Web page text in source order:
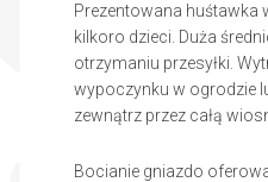
Prezentowana huśtawka
kilkoro dzieci. Duża
otrzymaniu przesyłki.
wypoczynku w ogrodzie
zewnątrz przez całą
Bocianie gniazdo